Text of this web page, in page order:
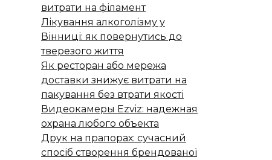
витрати на філамент
Лікування алкоголізму у
Вінниці: як повернутись до
тверезого життя
Як ресторан або мережа
доставки знижує витрати на
пакування без втрати якості
Видеокамеры Ezviz: надежная
охрана любого объекта
Друк на прапорах: сучасний
спосіб створення брендованої